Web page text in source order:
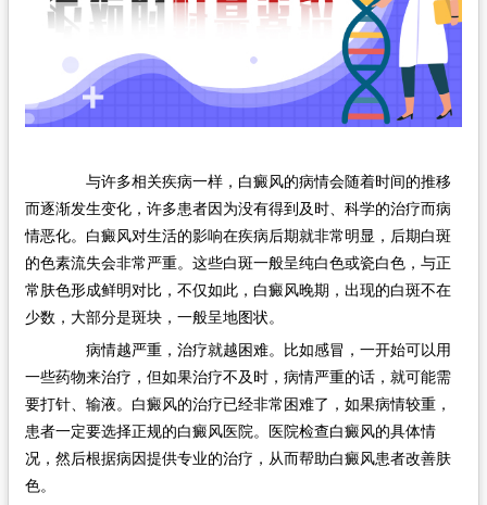
与许多相关疾病一样，白癜风的病情会随着时间的推移
而逐渐发生变化，许多患者因为没有得到及时、科学的治疗而病
情恶化。白癜风对生活的影响在疾病后期就非常明显，后期白斑
的色素流失会非常严重。这些白斑一般呈纯白色或瓷白色，与正
常肤色形成鲜明对比，不仅如此，白癜风晚期，出现的白斑不在
少数，大部分是斑块，一般呈地图状。
病情越严重，治疗就越困难。比如感冒，一开始可以用
一些药物来治疗，但如果治疗不及时，病情严重的话，就可能需
要打针、输液。白癜风的治疗已经非常困难了，如果病情较重，
患者一定要选择正规的白癜风医院。医院检查白癜风的具体情
况，然后根据病因提供专业的治疗，从而帮助白癜风患者改善肤
色。